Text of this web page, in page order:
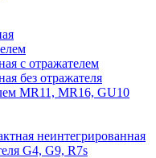
с отражателем
без отражателя
MR11, MR16, GU10
неинтегрированная
G4, G9, R7s